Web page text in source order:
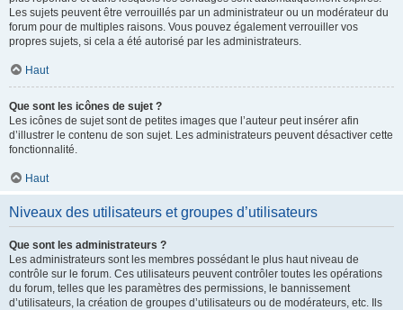
Les sujets peuvent être verrouillés par un administrateur ou un modérateur du
forum pour de multiples raisons. Vous pouvez également verrouiller vos
propres sujets, si cela a été autorisé par les administrateurs.
Haut
Que sont les icônes de sujet ?
Les icônes de sujet sont de petites images que l’auteur peut insérer afin
d’illustrer le contenu de son sujet. Les administrateurs peuvent désactiver cette
fonctionnalité.
Haut
Niveaux des utilisateurs et groupes d’utilisateurs
Que sont les administrateurs ?
Les administrateurs sont les membres possédant le plus haut niveau de
contrôle sur le forum. Ces utilisateurs peuvent contrôler toutes les opérations
du forum, telles que les paramètres des permissions, le bannissement
d’utilisateurs, la création de groupes d’utilisateurs ou de modérateurs, etc. Ils